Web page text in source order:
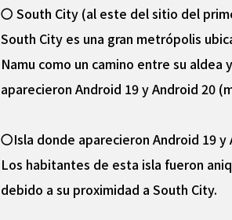
〇 South City (al este del sitio del
South City es una gran metrópolis
Namu como un camino entre su
aparecieron Android 19 y Android 20
〇Isla donde aparecieron Android 19
Los habitantes de esta isla fueron
debido a su proximidad a South City.